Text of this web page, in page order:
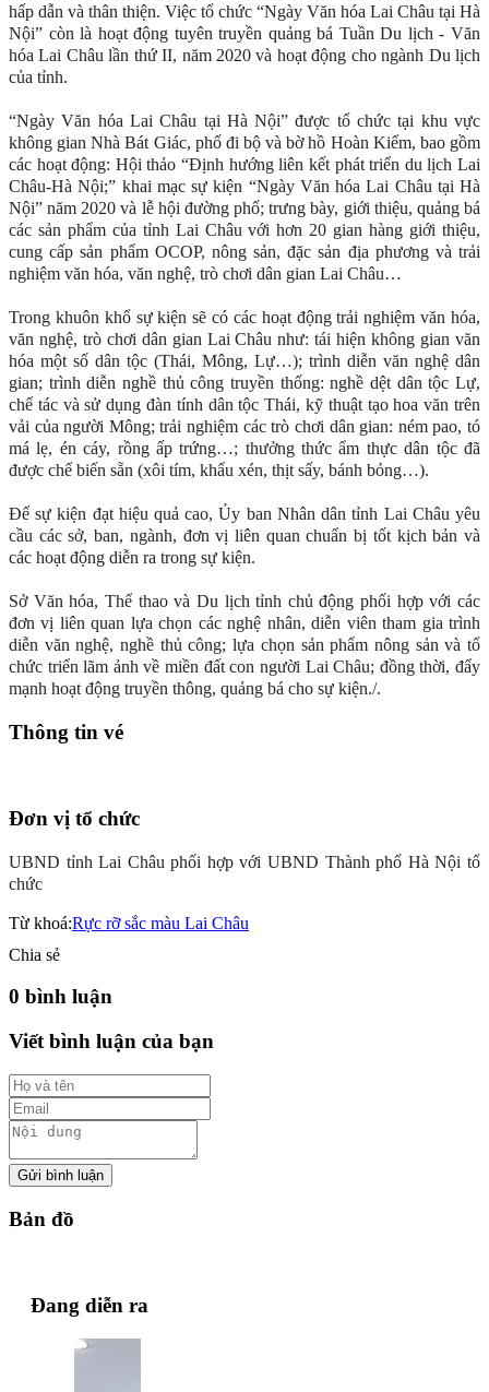
hấp dẫn và thân thiện. Việc tổ chức “Ngày Văn hóa Lai Châu tại Hà
Nội” còn là hoạt động tuyên truyền quảng bá Tuần Du lịch - Văn
hóa Lai Châu lần thứ II, năm 2020 và hoạt động cho ngành Du lịch
của tỉnh.
“Ngày Văn hóa Lai Châu tại Hà Nội” được tổ chức tại khu vực
không gian Nhà Bát Giác, phố đi bộ và bờ hồ Hoàn Kiếm, bao gồm
các hoạt động: Hội thảo “Định hướng liên kết phát triển du lịch Lai
Châu-Hà Nội;” khai mạc sự kiện “Ngày Văn hóa Lai Châu tại Hà
Nội” năm 2020 và lễ hội đường phố; trưng bày, giới thiệu, quảng bá
các sản phẩm của tỉnh Lai Châu với hơn 20 gian hàng giới thiệu,
cung cấp sản phẩm OCOP, nông sản, đặc sản địa phương và trải
nghiệm văn hóa, văn nghệ, trò chơi dân gian Lai Châu…
Trong khuôn khổ sự kiện sẽ có các hoạt động trải nghiệm văn hóa,
văn nghệ, trò chơi dân gian Lai Châu như: tái hiện không gian văn
hóa một số dân tộc (Thái, Mông, Lự…); trình diễn văn nghệ dân
gian; trình diễn nghề thủ công truyền thống: nghề dệt dân tộc Lự,
chế tác và sử dụng đàn tính dân tộc Thái, kỹ thuật tạo hoa văn trên
vải của người Mông; trải nghiệm các trò chơi dân gian: ném pao, tó
má lẹ, én cáy, rồng ấp trứng…; thưởng thức ẩm thực dân tộc đã
được chế biến sẵn (xôi tím, khẩu xén, thịt sấy, bánh bỏng…).
Để sự kiện đạt hiệu quả cao, Ủy ban Nhân dân tỉnh Lai Châu yêu
cầu các sở, ban, ngành, đơn vị liên quan chuẩn bị tốt kịch bản và
các hoạt động diễn ra trong sự kiện.
Sở Văn hóa, Thể thao và Du lịch tỉnh chủ động phối hợp với các
đơn vị liên quan lựa chọn các nghệ nhân, diễn viên tham gia trình
diễn văn nghệ, nghề thủ công; lựa chọn sản phẩm nông sản và tổ
chức triển lãm ảnh về miền đất con người Lai Châu; đồng thời, đẩy
mạnh hoạt động truyền thông, quảng bá cho sự kiện./.
Thông tin vé
Đơn vị tổ chức
UBND tỉnh Lai Châu phối hợp với UBND Thành phố Hà Nội tổ
chức
Từ khoá:Rực rỡ sắc màu Lai Châu
Chia sẻ
0 bình luận
Viết bình luận của bạn
Gửi bình luận
Bản đồ
Đang diễn ra